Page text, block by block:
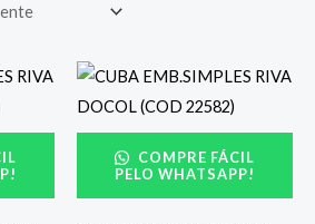
COMPRE FÁCIL
PELO WHATSAPP!